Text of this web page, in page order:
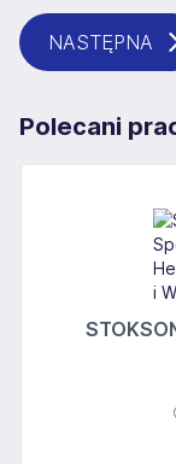
NASTĘPNA
Polecani